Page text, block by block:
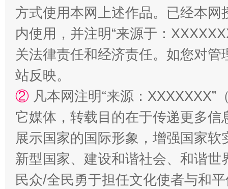
方式使用本网上述作品。已经本
内使用，并注明“来源于：
关法律责任和经济责任。如您对
站反映。
② 凡本网注明“来源：
它媒体，转载目的在于传递更多
展示国家的国际形象，增强国家
新型国家、建设和谐社会、和谐
民众/全民勇于担任文化使者与和